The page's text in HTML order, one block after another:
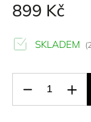
899 Kč
SKLADEM